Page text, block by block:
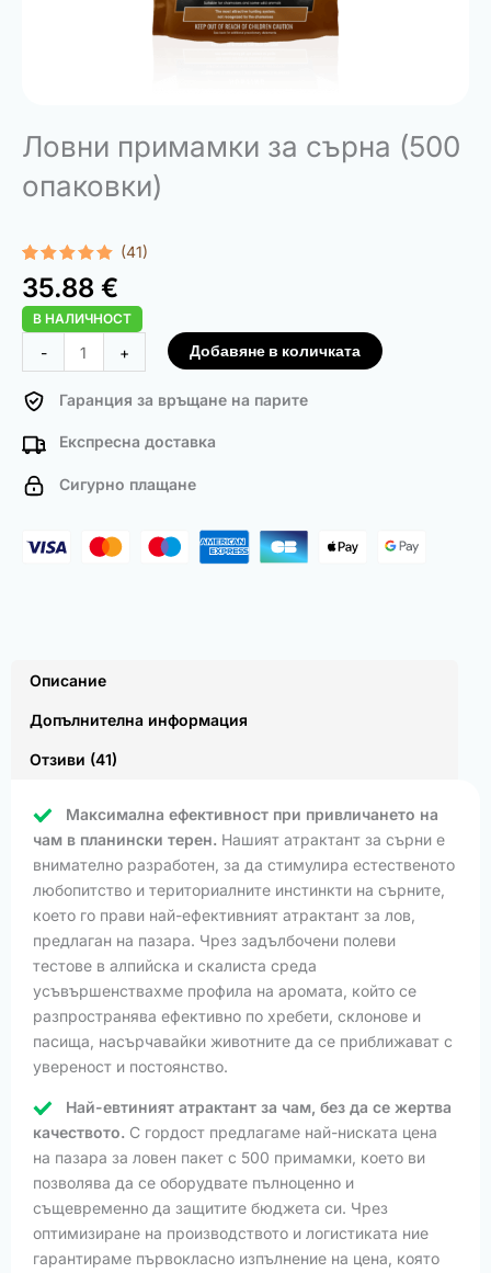
Ловни примамки за сърна (500
опаковки)
Оценен
4.95от 5,
базирано
на
41
потребителски
оценки
(41)
35.88 €
В НАЛИЧНОСТ
-
количество
за
Hunting
for
(500
+ Добавяне в количката
Гаранция за връщане на парите
Експресна доставка
Сигурно плащане
Описание
Допълнителна информация
Отзиви (41)
Максимална ефективност при привличането на
чам в планински терен. Нашият атрактант за сърни е
внимателно разработен, за да стимулира естественото
любопитство и териториалните инстинкти на сърните,
което го прави най-ефективният атрактант за лов,
предлаган на пазара. Чрез задълбочени полеви
тестове в алпийска и скалиста среда
усъвършенствахме профила на аромата, който се
разпространява ефективно по хребети, склонове и
пасища, насърчавайки животните да се приближават с
увереност и постоянство.
Най-евтиният атрактант за чам, без да се жертва
качеството. С гордост предлагаме най-ниската цена
на пазара за ловен пакет с 500 примамки, което ви
позволява да се оборудвате пълноценно и
същевременно да защитите бюджета си. Чрез
оптимизиране на производството и логистиката ние
гарантираме първокласно изпълнение на цена, която